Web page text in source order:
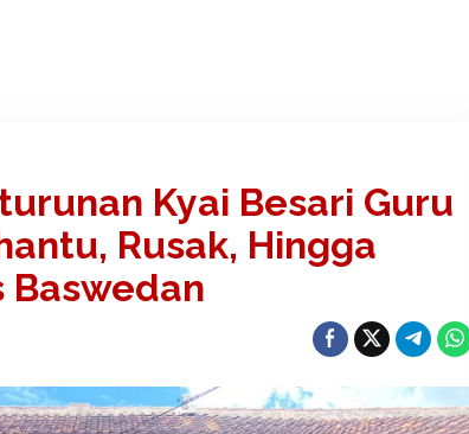
Kyai Besari Guru
Rusak, Hingga
Baswedan